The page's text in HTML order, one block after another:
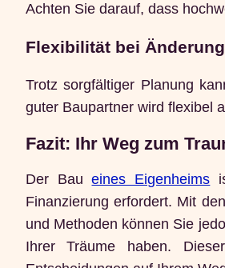
Achten Sie darauf, dass
Flexibilität bei
Trotz sorgfältiger Planung
guter Baupartner wird flexibel
Fazit: Ihr Weg zum
Der Baueines Eigenheims
Finanzierung erfordert. Mit
und Methoden können Sie
Ihrer Träume haben.